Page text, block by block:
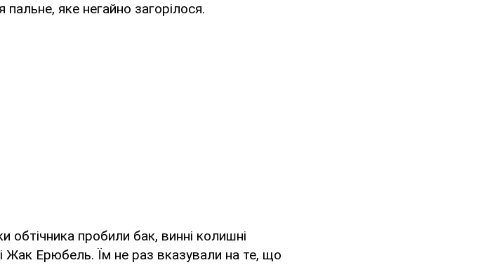
яке негайно загорілося.
пробили бак, винні колишні
Жак Ерюбель. Їм не раз вказували на те, що